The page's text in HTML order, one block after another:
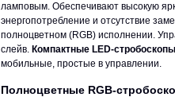
ламповым. Обеспечивают высокую
энергопотребление и отсутствие
полноцветном (RGB) исполнении.
слейв. Компактные LED-стробоскопы
мобильные, простые в управлении.
Полноцветные RGB-